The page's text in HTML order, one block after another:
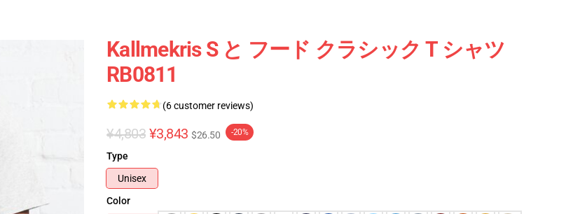
Kallmekris S と フード クラシック T シャツ
RB0811
(6 customer reviews)
¥4,803 ¥3,843 $26.50 -20%
Type
Unisex
Color